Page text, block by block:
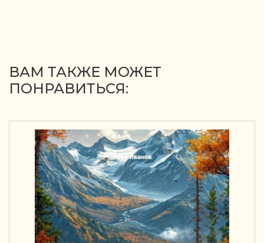
ВАМ ТАКЖЕ МОЖЕТ
ПОНРАВИТЬСЯ: